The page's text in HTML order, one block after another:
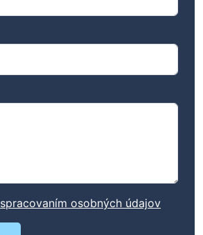
spracovaním osobných údajov